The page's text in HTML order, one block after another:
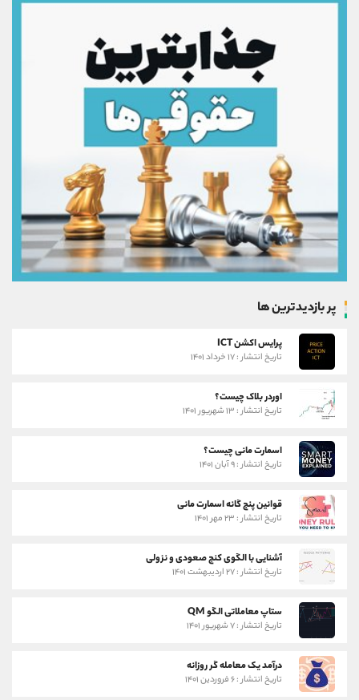
پر بازدیدترین ها
پرایس اکشن ICT
تاریخ انتشار : ۱۷ خرداد ۱۴۰۱
اوردر بلاک چیست؟
تاریخ انتشار : ۱۳ شهریور ۱۴۰۱
اسمارت مانی چیست؟
تاریخ انتشار : ۹ آبان ۱۴۰۱
قوانین پنج گانه اسمارت مانی
تاریخ انتشار : ۲۳ مهر ۱۴۰۱
آشنایی با الگوی کنج صعودی و نزولی
تاریخ انتشار : ۲۷ اردیبهشت ۱۴۰۱
ستاپ معاملاتی الگو QM
تاریخ انتشار : ۷ شهریور ۱۴۰۱
درآمد یک معامله گر روزانه
تاریخ انتشار : ۶ فروردین ۱۴۰۱